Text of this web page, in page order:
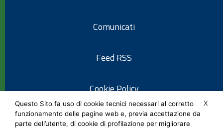
Comunicati
Feed RSS
Cookie Policy
Informativa privacy
X
Questo Sito fa uso di cookie tecnici necessari al corretto
funzionamento delle pagine web e, previa accettazione da
parte dell’utente, di cookie di profilazione per migliorare